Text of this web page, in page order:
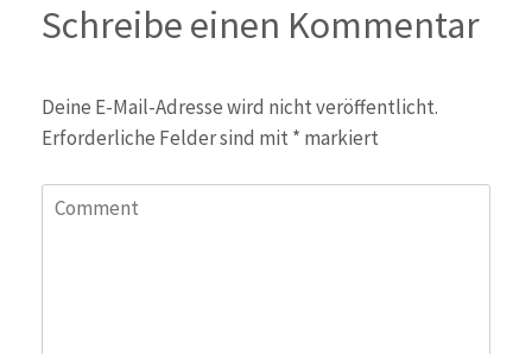
Schreibe einen Kommentar
Deine E-Mail-Adresse wird nicht veröffentlicht.
Erforderliche Felder sind mit * markiert
Comment